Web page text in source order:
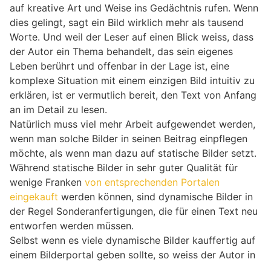
auf kreative Art und Weise ins Gedächtnis rufen. Wenn
dies gelingt, sagt ein Bild wirklich mehr als tausend
Worte. Und weil der Leser auf einen Blick weiss, dass
der Autor ein Thema behandelt, das sein eigenes
Leben berührt und offenbar in der Lage ist, eine
komplexe Situation mit einem einzigen Bild intuitiv zu
erklären, ist er vermutlich bereit, den Text von Anfang
an im Detail zu lesen.
Natürlich muss viel mehr Arbeit aufgewendet werden,
wenn man solche Bilder in seinen Beitrag einpflegen
möchte, als wenn man dazu auf statische Bilder setzt.
Während statische Bilder in sehr guter Qualität für
wenige Franken von entsprechenden Portalen
eingekauft werden können, sind dynamische Bilder in
der Regel Sonderanfertigungen, die für einen Text neu
entworfen werden müssen.
Selbst wenn es viele dynamische Bilder kauffertig auf
einem Bilderportal geben sollte, so weiss der Autor in